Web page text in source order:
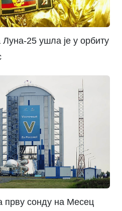
25 ушла је у орбиту
прву сонду на Месец